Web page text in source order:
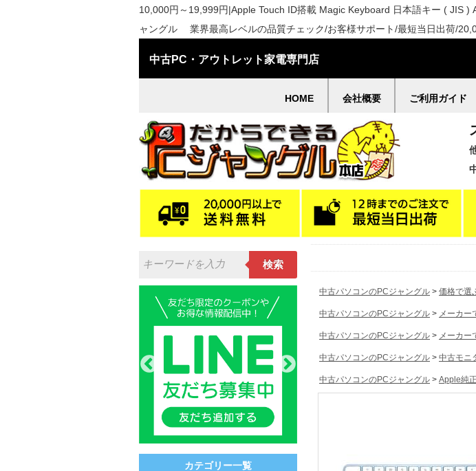
10,000円～19,999円|Apple Touch ID搭載 Magic Keyboard 日本語キー ( JIS
ャングル 業界最高レベルの品質チェック/お客様サポート/最短当日出荷/
中古PC・アウトレット家電専門店
HOME 会社概要 ご利用ガイド
検索
カテゴリー一覧
中古パソコンのPCジャングル > 価格で選
中古パソコンのPCジャングル > メーカー
中古パソコンのPCジャングル > メーカー
中古パソコンのPCジャングル > 中古モニ
中古パソコンのPCジャングル > Apple純